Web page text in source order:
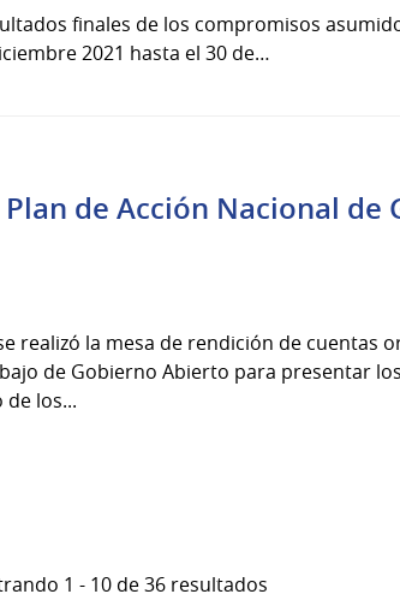
finales de los compromisos
2021 hasta el 30 de…
de Acción Nacional de
realizó la mesa de rendición de cuentas
de Gobierno Abierto para presentar
los...
1 - 10 de 36 resultados